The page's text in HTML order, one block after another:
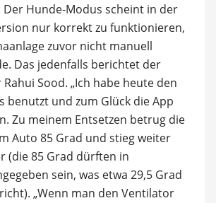
Der Hunde-Modus scheint in der
nur korrekt zu funktionieren,
zuvor nicht manuell
Das jedenfalls berichtet der
Sood. „Ich habe heute den
benutzt und zum Glück die App
Zu meinem Entsetzen betrug die
Auto 85 Grad und stieg weiter
(die 85 Grad dürften in
sein, was etwa 29,5 Grad
„Wenn man den Ventilator